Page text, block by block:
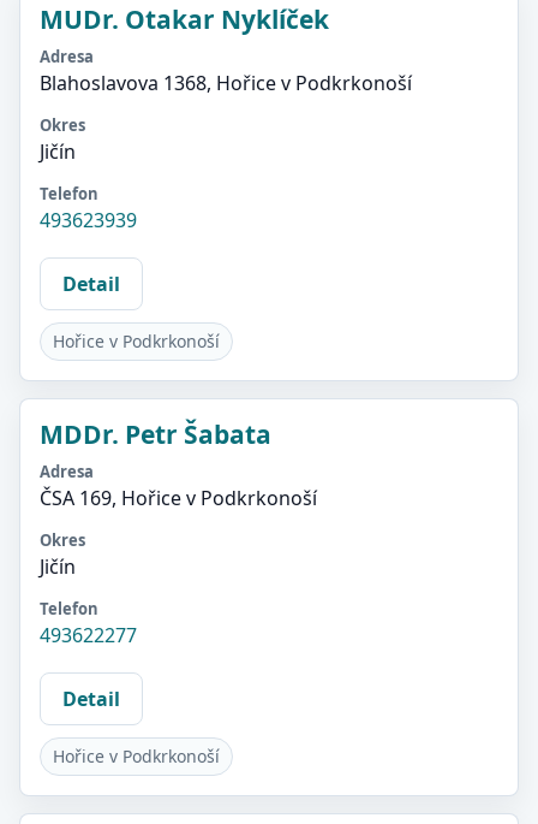
MUDr. Otakar Nyklíček
Adresa
Blahoslavova 1368, Hořice v Podkrkonoší
Okres
Jičín
Telefon
493623939
Detail
Hořice v Podkrkonoší
MDDr. Petr Šabata
Adresa
ČSA 169, Hořice v Podkrkonoší
Okres
Jičín
Telefon
493622277
Detail
Hořice v Podkrkonoší